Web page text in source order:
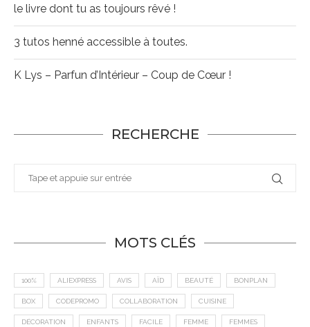
le livre dont tu as toujours rêvé !
3 tutos henné accessible à toutes.
K Lys – Parfun d’Intérieur – Coup de Cœur !
RECHERCHE
MOTS CLÉS
100% ALIEXPRESS AVIS AÏD BEAUTÉ BONPLAN
BOX CODEPROMO COLLABORATION CUISINE
DÉCORATION ENFANTS FACILE FEMME FEMMES